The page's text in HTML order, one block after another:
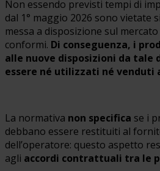
Non essendo previsti tempi di
dal 1° maggio 2026 sono vietate
messa a disposizione sul
conformi. Di conseguenza, i
alle nuove disposizioni da tale
essere né utilizzati né venduti
La normativa non specifica se i
debbano essere restituiti al
dell’operatore: questo aspetto
agli accordi contrattuali tra le